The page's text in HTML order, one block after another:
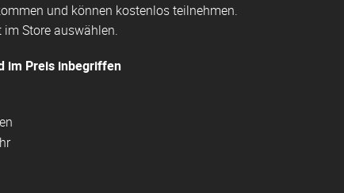
und können kostenlos teilnehmen.
Store auswählen.
im Preis inbegriffen